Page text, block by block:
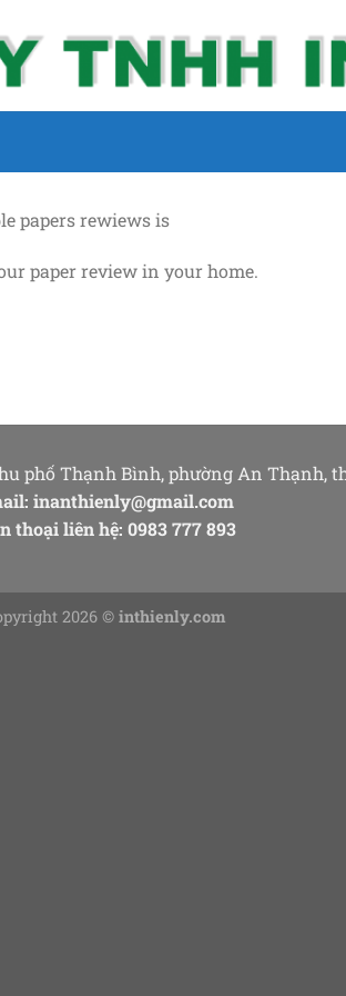
papers rewiews is
paper review in your home.
phố Thạnh Bình, phường An Thạnh,
inanthienly@gmail.com
thoại liên hệ: 0983 777 893
2026 © inthienly.com